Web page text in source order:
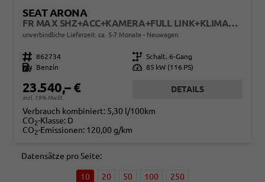
SEAT ARONA
FR MAX SHZ+ACC+KAMERA+FULL LINK+KLIMA+KESSY+LED+16" ALU
unverbindliche Lieferzeit: ca. 5-7 Monate Neuwagen
Fahrzeugnr. 862734 Getriebe Schalt. 6-Gang
Kraftstoff
Benzin Leistung 85 kW (116 PS)
23.540,– €
incl. 19% MwSt.
DETAILS
Verbrauch kombiniert: 5,30 l/100km
CO2-Klasse: D
CO2-Emissionen: 120,00 g/km
Datensätze pro Seite:
10 20 50 100 250